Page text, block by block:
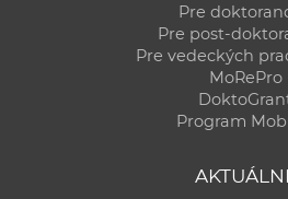
Pre
Pre post-
Pre vedeckých
MoRePro
Program